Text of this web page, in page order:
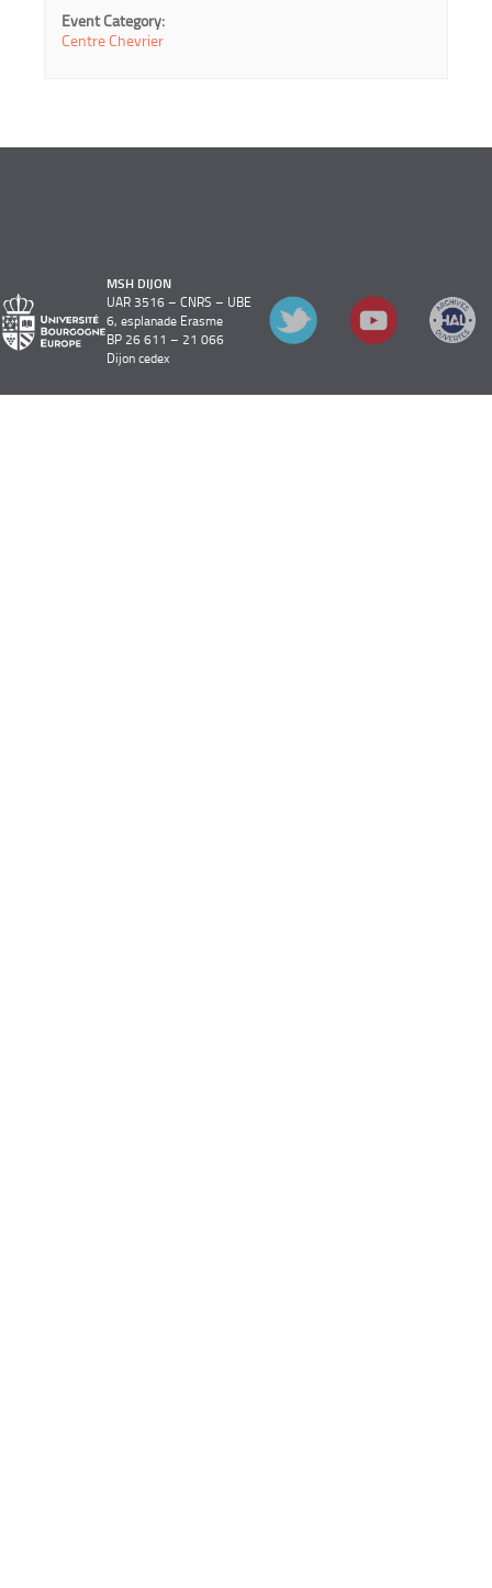
Event Category:
Centre Chevrier
MSH DIJON
UAR 3516 – CNRS – UBE
6, esplanade Erasme
BP 26 611 – 21 066
Dijon cedex